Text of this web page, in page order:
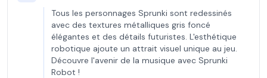
Tous les personnages Sprunki sont redessinés
avec des textures métalliques gris foncé
élégantes et des détails futuristes. L'esthétique
robotique ajoute un attrait visuel unique au jeu.
Découvre l'avenir de la musique avec Sprunki
Robot !